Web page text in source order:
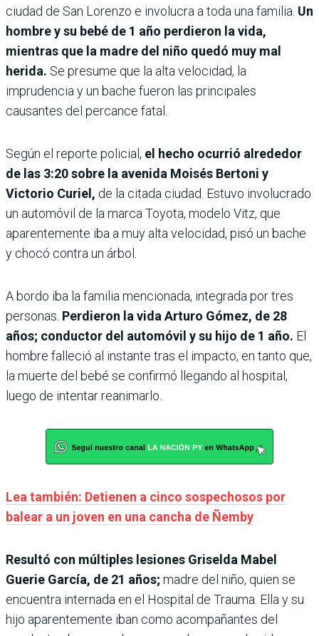
ciudad de San Lorenzo e involucra a toda una familia. Un
hombre y su bebé de 1 año perdieron la vida,
mientras que la madre del niño quedó muy mal
herida. Se presume que la alta velocidad, la
imprudencia y un bache fueron las principales
causantes del percance fatal.
Según el reporte policial, el hecho ocurrió alrededor
de las 3:20 sobre la avenida Moisés Bertoni y
Victorio Curiel, de la citada ciudad. Estuvo involucrado
un automóvil de la marca Toyota, modelo Vitz, que
aparentemente iba a muy alta velocidad, pisó un bache
y chocó contra un árbol.
A bordo iba la familia mencionada, integrada por tres
personas. Perdieron la vida Arturo Gómez, de 28
años; conductor del automóvil y su hijo de 1 año. El
hombre falleció al instante tras el impacto, en tanto que,
la muerte del bebé se confirmó llegando al hospital,
luego de intentar reanimarlo.
Lea también: Detienen a cinco sospechosos por
balear a un joven en una cancha de Ñemby
Resultó con múltiples lesiones Griselda Mabel
Guerie García, de 21 años; madre del niño, quien se
encuentra internada en el Hospital de Trauma. Ella y su
hijo aparentemente iban como acompañantes del